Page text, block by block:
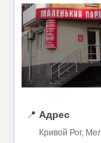
📍 Адрес
Кривой Рог,